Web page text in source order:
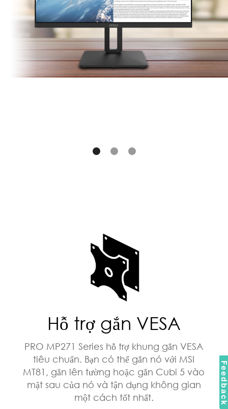
Hỗ trợ gắn VESA
PRO MP271 Series hỗ trợ khung gắn VESA
tiêu chuẩn. Bạn có thể gắn nó với MSI
MT81, gắn lên tường hoặc gắn Cubi 5 vào
mặt sau của nó và tận dụng không gian
một cách tốt nhất.